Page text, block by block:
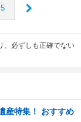
5
、必ずしも正確でない
産特集！ おすすめ